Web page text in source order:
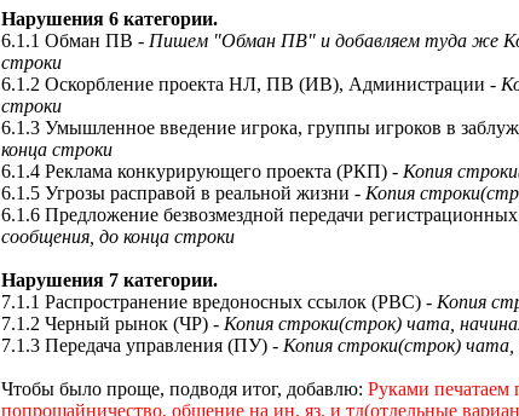
Нарушения 6 категории.
6.1.1 Обман ПВ - Пишем "Обман ПВ" и добавляем туда же
строки
6.1.2 Оскорбление проекта НЛ, ПВ (ИВ), Администрации -
строки
6.1.3 Умышленное введение игрока, группы игроков в
конца строки
6.1.4 Реклама конкурирующего проекта (РКП) - Копия
6.1.5 Угрозы расправой в реальной жизни - Копия
6.1.6 Предложение безвозмездной передачи
сообщения, до конца строки
Нарушения 7 категории.
7.1.1 Распространение вредоносных ссылок (РВС) - Копия
7.1.2 Черный рынок (ЧР) - Копия строки(строк) чата,
7.1.3 Передача управления (ПУ) - Копия строки(строк) чата,
Чтобы было проще, подводя итог, добавлю: Руками печатаем
попрошайничество, общение на ин. яз. и тд(отдельные